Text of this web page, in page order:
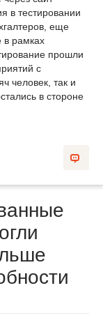
в тестировании
еще
в рамках
прошли
с
человек, так и
в стороне